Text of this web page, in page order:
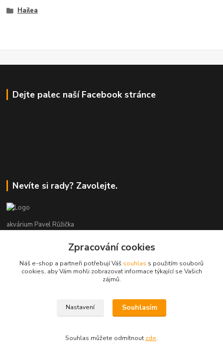
Hailea
Dejte palec naší Facebook stránce
Nevíte si rady? Zavolejte.
akvárium Pavel Růžička
+420 602 118 290
9:00 až 16:00 v pracovní dny
akvárium Růžička 2011 - 2026
Zpracování cookies
Náš e-shop a partneři potřebují Váš souhlas s použitím souborů
cookies, aby Vám mohli zobrazovat informace týkající se Vašich
zájmů.
Nastavení Souhlasím
Souhlas můžete odmítnout zde.